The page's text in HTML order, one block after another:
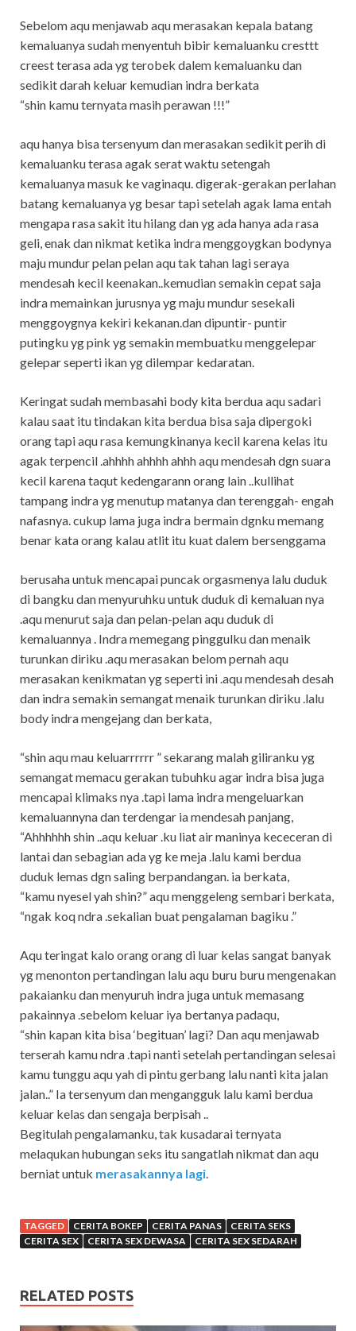
Sebelom aqu menjawab aqu merasakan kepala batang
kemaluanya sudah menyentuh bibir kemaluanku cresttt
creest terasa ada yg terobek dalem kemaluanku dan
sedikit darah keluar kemudian indra berkata
“shin kamu ternyata masih perawan !!!”
aqu hanya bisa tersenyum dan merasakan sedikit perih di
kemaluanku terasa agak serat waktu setengah
kemaluanya masuk ke vaginaqu. digerak-gerakan perlahan
batang kemaluanya yg besar tapi setelah agak lama entah
mengapa rasa sakit itu hilang dan yg ada hanya ada rasa
geli, enak dan nikmat ketika indra menggoygkan bodynya
maju mundur pelan pelan aqu tak tahan lagi seraya
mendesah kecil keenakan..kemudian semakin cepat saja
indra memainkan jurusnya yg maju mundur sesekali
menggoygnya kekiri kekanan.dan dipuntir- puntir
putingku yg pink yg semakin membuatku menggelepar
gelepar seperti ikan yg dilempar kedaratan.
Keringat sudah membasahi body kita berdua aqu sadari
kalau saat itu tindakan kita berdua bisa saja dipergoki
orang tapi aqu rasa kemungkinanya kecil karena kelas itu
agak terpencil .ahhhh ahhhh ahhh aqu mendesah dgn suara
kecil karena taqut kedengarann orang lain ..kullihat
tampang indra yg menutup matanya dan terenggah- engah
nafasnya. cukup lama juga indra bermain dgnku memang
benar kata orang kalau atlit itu kuat dalem bersenggama
berusaha untuk mencapai puncak orgasmenya lalu duduk
di bangku dan menyuruhku untuk duduk di kemaluan nya
.aqu menurut saja dan pelan-pelan aqu duduk di
kemaluannya . Indra memegang pinggulku dan menaik
turunkan diriku .aqu merasakan belom pernah aqu
merasakan kenikmatan yg seperti ini .aqu mendesah desah
dan indra semakin semangat menaik turunkan diriku .lalu
body indra mengejang dan berkata,
“shin aqu mau keluarrrrrr ” sekarang malah giliranku yg
semangat memacu gerakan tubuhku agar indra bisa juga
mencapai klimaks nya .tapi lama indra mengeluarkan
kemaluannyna dan terdengar ia mendesah panjang,
“Ahhhhhh shin ..aqu keluar .ku liat air maninya kececeran di
lantai dan sebagian ada yg ke meja .lalu kami berdua
duduk lemas dgn saling berpandangan. ia berkata,
“kamu nyesel yah shin?” aqu menggeleng sembari berkata,
“ngak koq ndra .sekalian buat pengalaman bagiku .”
Aqu teringat kalo orang orang di luar kelas sangat banyak
yg menonton pertandingan lalu aqu buru buru mengenakan
pakaianku dan menyuruh indra juga untuk memasang
pakainnya .sebelom keluar iya bertanya padaqu,
“shin kapan kita bisa ‘begituan’ lagi? Dan aqu menjawab
terserah kamu ndra .tapi nanti setelah pertandingan selesai
kamu tunggu aqu yah di pintu gerbang lalu nanti kita jalan
jalan..” Ia tersenyum dan mengangguk lalu kami berdua
keluar kelas dan sengaja berpisah ..
Begitulah pengalamanku, tak kusadarai ternyata
melaqukan hubungan seks itu sangatlah nikmat dan aqu
berniat untuk merasakannya lagi
TAGGED CERITA BOKEP CERITA PANAS
CERITA SEKS
CERITA SEX
CERITA SEX DEWASA CERITA SEX SEDARAH
RELATED POSTS